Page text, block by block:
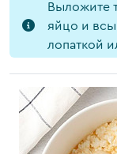
Выложите
яйцо и
лопаткой